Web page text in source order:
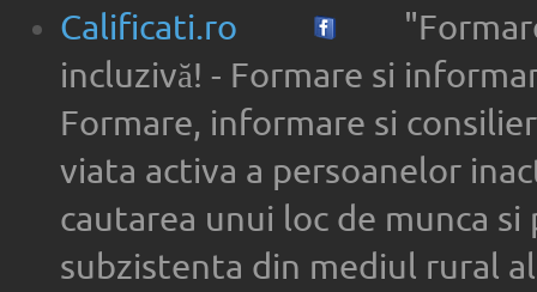
Calificati.ro
incluzivă! - Formare si
Formare, informare si
viata activa a persoanelor
cautarea unui loc de munca
subzistenta din mediul rural